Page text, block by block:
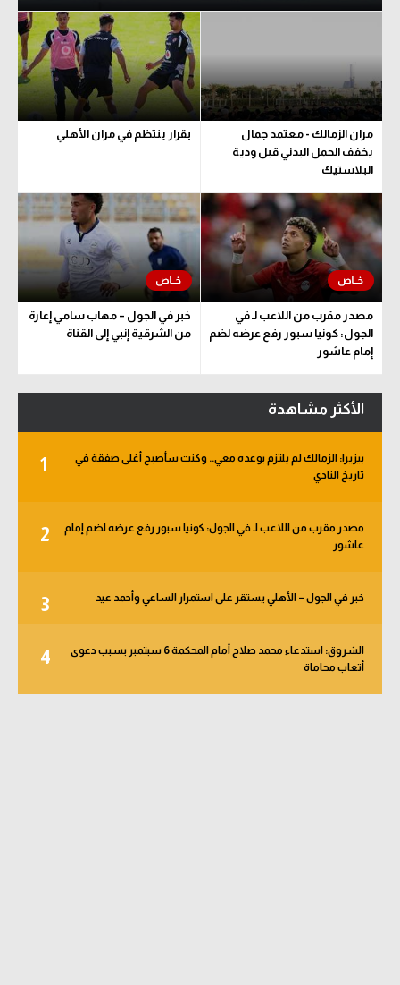
مران الزمالك - معتمد جمال
يخفف الحمل البدني قبل ودية
البلاستيك
بقرار ينتظم في مران الأهلي
مصدر مقرب من اللاعب لـ في
الجول: كونيا سبور رفع عرضه لضم
إمام عاشور
خبر في الجول – مهاب سامي إعارة
من الشرقية إنبي إلى القناة
الأكثر مشاهدة
1
بيزيرا: الزمالك لم يلتزم بوعده معي.. وكنت سأصبح أغلى صفقة في
تاريخ النادي
2
مصدر مقرب من اللاعب لـ في الجول: كونيا سبور رفع عرضه لضم إمام
عاشور
3 خبر في الجول – الأهلي يستقر على استمرار الساعي وأحمد عيد
4
الشروق: استدعاء محمد صلاح أمام المحكمة 6 سبتمبر بسبب دعوى
أتعاب محاماة